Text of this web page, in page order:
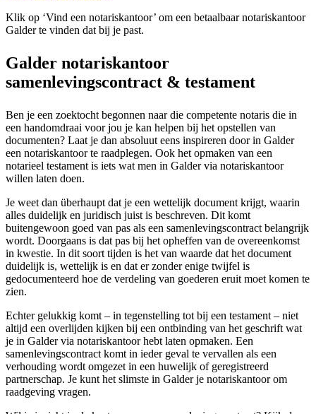
Klik op ‘Vind een notariskantoor’ om een betaalbaar notariskantoor
Galder te vinden dat bij je past.
Galder notariskantoor
samenlevingscontract & testament
Ben je een zoektocht begonnen naar die competente notaris die in
een handomdraai voor jou je kan helpen bij het opstellen van
documenten? Laat je dan absoluut eens inspireren door in Galder
een notariskantoor te raadplegen. Ook het opmaken van een
notarieel testament is iets wat men in Galder via notariskantoor
willen laten doen.
Je weet dan überhaupt dat je een wettelijk document krijgt, waarin
alles duidelijk en juridisch juist is beschreven. Dit komt
buitengewoon goed van pas als een samenlevingscontract belangrijk
wordt. Doorgaans is dat pas bij het opheffen van de overeenkomst
in kwestie. In dit soort tijden is het van waarde dat het document
duidelijk is, wettelijk is en dat er zonder enige twijfel is
gedocumenteerd hoe de verdeling van goederen eruit moet komen te
zien.
Echter gelukkig komt – in tegenstelling tot bij een testament – niet
altijd een overlijden kijken bij een ontbinding van het geschrift wat
je in Galder via notariskantoor hebt laten opmaken. Een
samenlevingscontract komt in ieder geval te vervallen als een
verhouding wordt omgezet in een huwelijk of geregistreerd
partnerschap. Je kunt het slimste in Galder je notariskantoor om
raadgeving vragen.